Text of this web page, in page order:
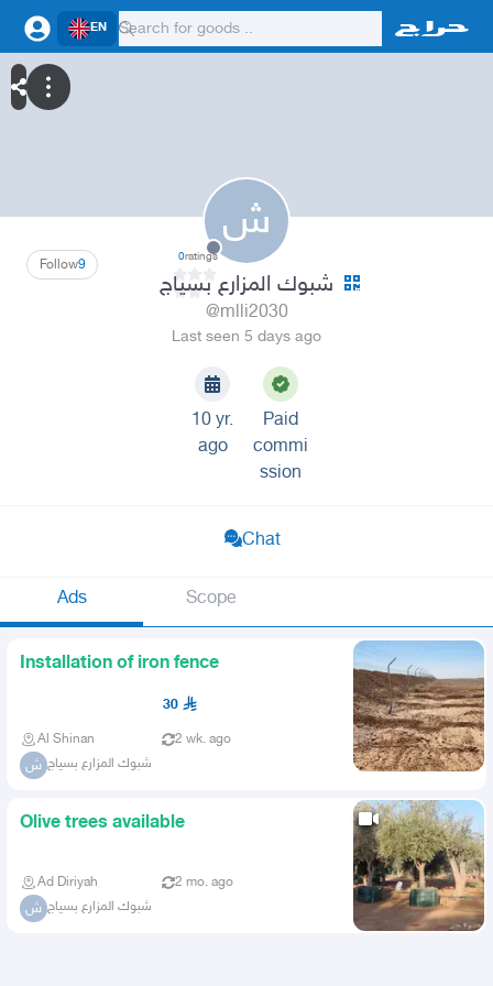
EN
ش
9
Follow 0ratings
شبوك المزارع بسياج
@mlli2030
Last seen 5 days ago
10 yr.
ago
Paid
commi
ssion
Chat
Ads Scope
Installation of iron fence
30
Al Shinan 2 wk. ago
ش شبوك المزارع بسياج
Olive trees available
Ad Diriyah 2 mo. ago
ش شبوك المزارع بسياج